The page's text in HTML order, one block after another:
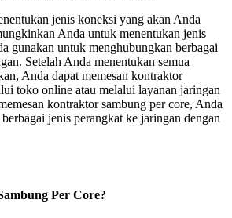
jenis koneksi yang akan Anda
Anda untuk menentukan jenis
gunakan untuk menghubungkan berbagai
Setelah Anda menentukan semua
Anda dapat memesan kontraktor
toko online atau melalui layanan jaringan
kontraktor sambung per core, Anda
jenis perangkat ke jaringan dengan
Per Core?